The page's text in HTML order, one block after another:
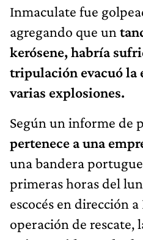
Inmaculate fue
agregando que un
kerósene, habría
tripulación evacuó la
varias explosiones.
Según un informe de
pertenece a una
una bandera
primeras horas del
escocés en dirección a
operación de rescate,